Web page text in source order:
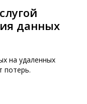
данных
на удаленных
потерь.